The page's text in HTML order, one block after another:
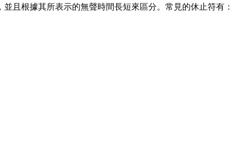
且根據其所表示的無聲時間長短來區分。常見的休止符有：